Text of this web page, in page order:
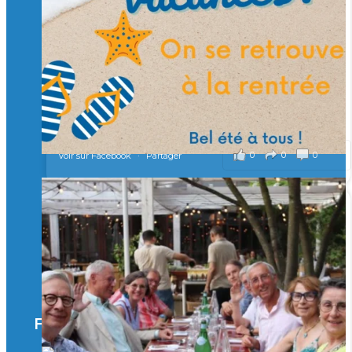
Merci à tous !
🎯 Taxe d’apprentissage 2026 : avec l'Isep, investissez pour
un numérique au service de l'humain !
À l’Isep, nous formons des ingénieurs, des bachelors, des
Mastères Spécialisés, qui allient excellence technologique et
valeurs humaines, au cœur de notre pro
...Voir plus
il y a 2 mois
0 0 0
Voir sur Facebook · Partager
🚀Afterwork à Genève 🚀
🥳 Le 22 avril dernier, 14 Alumni vivant / travaillant
en Suisse ont partagé un moment convivial de
retrouvailles et d'échanges !
Merci à tous pour votre présence et à Alexandre
CHEA pour l'organisation !
il y a 3 mois
Facebook